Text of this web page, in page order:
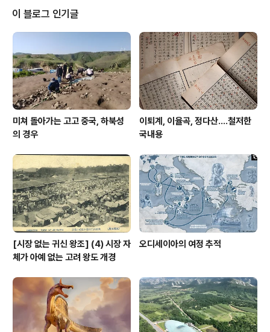
역시 모조리 소실된 까닭이라, 그런 흔적이 너무나 뚜렷해
서 목종 이전과 목종 이후 고려사는 질과 양 모두 비교가 되
지 않을 정도로 전기가 빈약하기 짝이 없다. 목종시대까지
실록을 흔히 7대실록이라 이름하니, 고유명사가 아니라 그
전 시대 통사를 통칭하는 것이다. 실록을 편찬하려면 그를
위한 임시기구라 출범하는데,..
이 블로그 인기글
미쳐 돌아가는 고고 중국, 하북성
의 경우
이퇴계, 이율곡, 정다산....철저한
국내용
[시장 없는 귀신 왕조] (4) 시장 자
체가 아예 없는 고려 왕도 개경
오디세이아의 여정 추적